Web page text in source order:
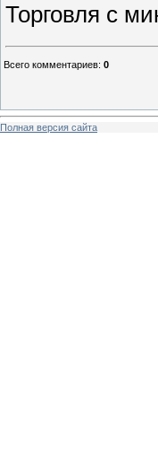
Торговля с
Всего комментариев: 0
Полная версия сайта